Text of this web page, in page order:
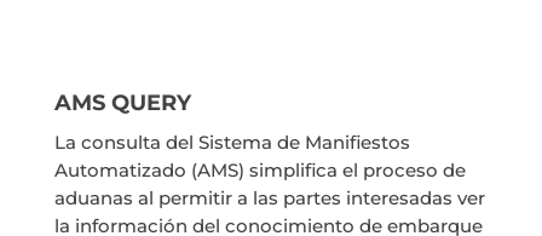
AMS QUERY
La consulta del Sistema de Manifiestos
Automatizado (AMS) simplifica el proceso de
aduanas al permitir a las partes interesadas ver
la información del conocimiento de embarque